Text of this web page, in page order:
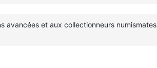
avancées et aux collectionneurs numismates